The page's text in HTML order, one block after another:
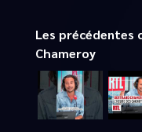
Les précédentes
Chameroy